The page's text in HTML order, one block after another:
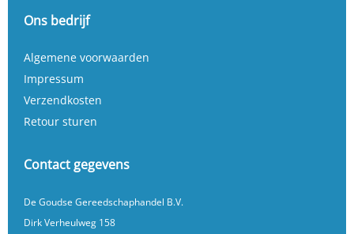
Ons bedrijf
Algemene voorwaarden
Impressum
Verzendkosten
Retour sturen
Contact gegevens
De Goudse Gereedschaphandel B.V.
Dirk Verheulweg 158